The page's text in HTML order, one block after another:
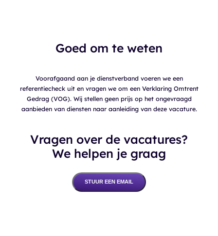
Goed om te weten
Voorafgaand aan je dienstverband voeren we een
referentiecheck uit en vragen we om een Verklaring Omtrent
Gedrag (VOG). Wij stellen geen prijs op het ongevraagd
aanbieden van diensten naar aanleiding van deze vacature.
Vragen over de vacatures?
We helpen je graag
STUUR EEN EMAIL